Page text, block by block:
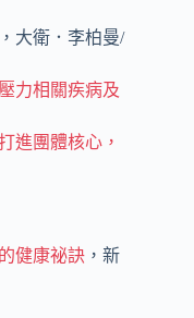
，大衛．李柏曼/
力相關疾病及
進團體核心，
健康祕訣 ，新